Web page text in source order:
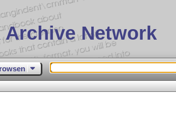
Archive Network